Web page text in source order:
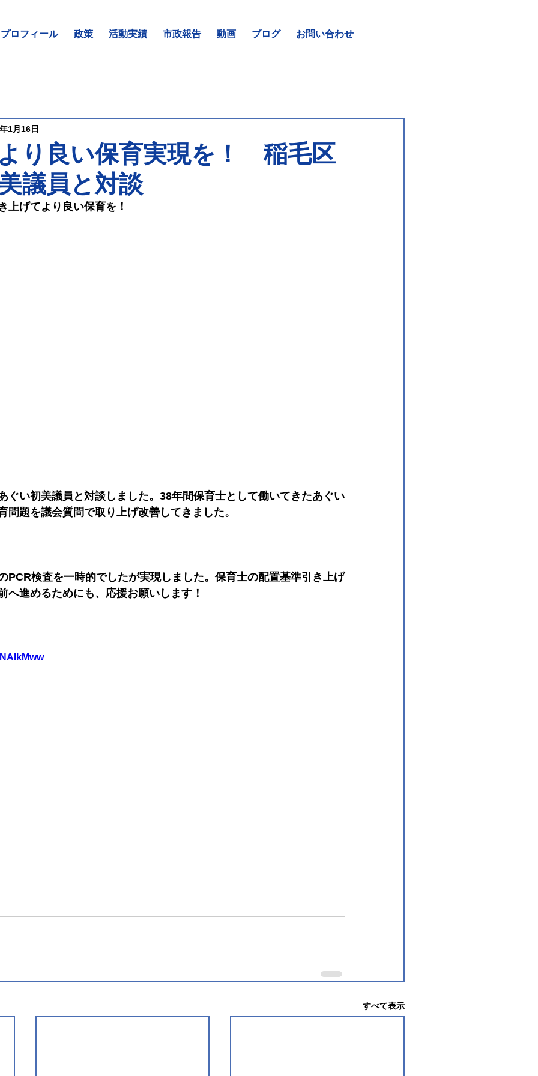
プロフィール 政策 活動実績 市政報告 動画 ブログ お問い合わせ
り良い保育実現を！ 稲毛区
議員と対談
1月16日
上げてより良い保育を！
ぐい初美議員と対談しました。38年間保育士として働いてきたあぐい
問題を議会質問で取り上げ改善してきました。
PCR検査を一時的でしたが実現しました。保育士の配置基準引き上げ
へ進めるためにも、応援お願いします！
すべて表示